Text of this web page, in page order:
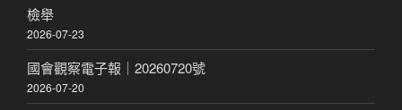
檢舉
2026-07-23
國會觀察電子報｜20260720號
2026-07-20